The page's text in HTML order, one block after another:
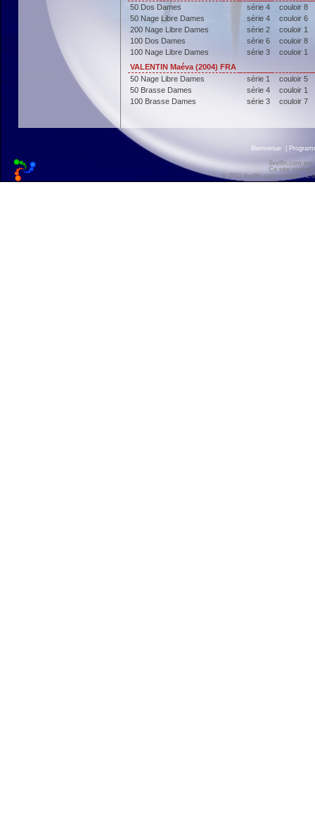
50 Dos Dames
série 4
couloir 8
50 Nage Libre Dames
série 4
couloir 6
200 Nage Libre Dames
série 2
couloir 1
100 Dos Dames
série 6
couloir 8
100 Nage Libre Dames
série 3
couloir 1
VALENTIN Maéva (2004) FRA
50 Nage Libre Dames
série 1
couloir 5
50 Brasse Dames
série 4
couloir 1
100 Brasse Dames
série 3 couloir 7
Bienvenue
liveffn.com est
Ce site
© 2011 liveffn.com version :